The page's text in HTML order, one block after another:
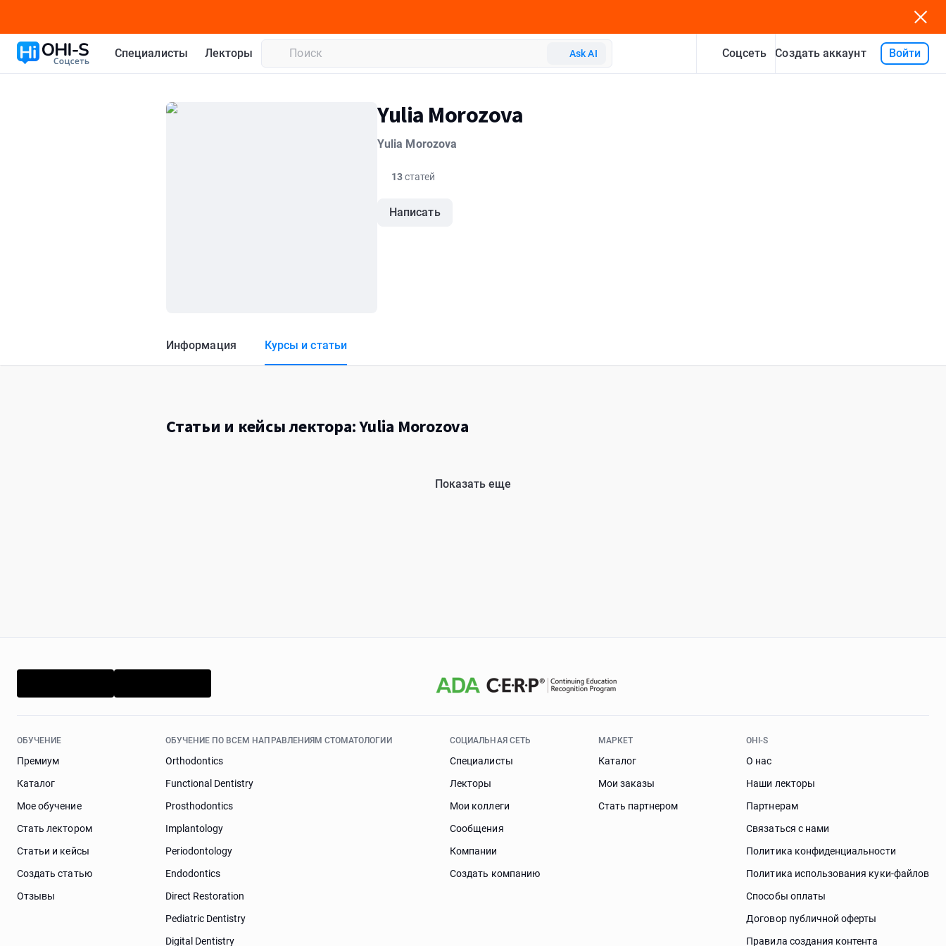
Специалисты Лекторы Ask AI Соцсеть Создать аккаунт Войти
Yulia Morozova
Yulia Morozova
13статей
Написать
Информация Курсы и статьи
Статьи и кейсы лектора: Yulia Morozova
Показать еще
ОБУЧЕНИЕ
Премиум
Каталог
Мое обучение
Стать лектором
Статьи и кейсы
Cоздать статью
Отзывы
ОБУЧЕНИЕ ПО ВСЕМ НАПРАВЛЕНИЯМ СТОМАТОЛОГИИ
Orthodontics
Functional Dentistry
Prosthodontics
Implantology
Periodontology
Endodontics
Direct Restoration
Pediatric Dentistry
Digital Dentistry
СОЦИАЛЬНАЯ СЕТЬ
Специалисты
Лекторы
Мои коллеги
Сообщения
Компании
Создать компанию
МАРКЕТ
Каталог
Мои заказы
Стать партнером
OHI-S
О нас
Наши лекторы
Партнерам
Связаться с нами
Политика конфиденциальности
Политика использования куки-файлов
Способы оплаты
Договор публичной оферты
Правила создания контента